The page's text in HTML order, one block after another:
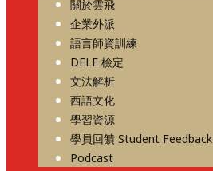
關於雲飛
企業外派
語言師資訓練
DELE 檢定
文法解析
西語文化
學習資源
學員回饋 Student Feedback
Podcast